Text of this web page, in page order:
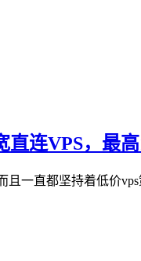
连VPS，最
一直都坚持着低价